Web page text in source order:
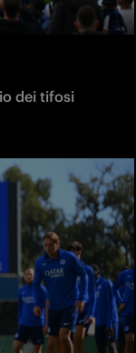
dei tifosi